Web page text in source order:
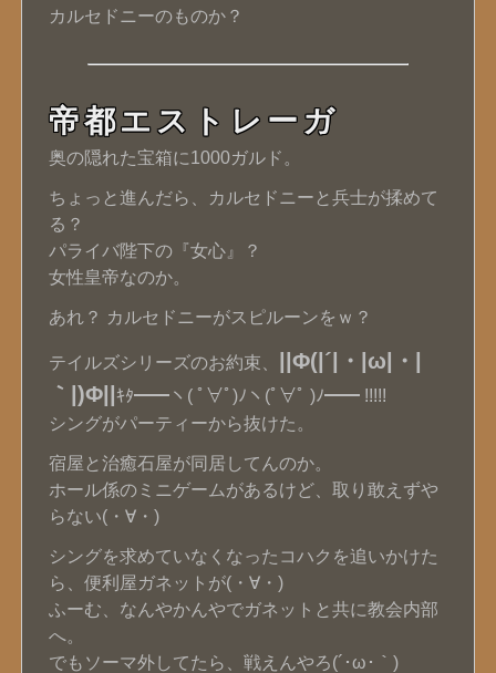
カルセドニーのものか？
帝都エストレーガ
奥の隠れた宝箱に1000ガルド。
ちょっと進んだら、カルセドニーと兵士が揉めて
る？
パライバ陛下の『女心』？
女性皇帝なのか。
あれ？ カルセドニーがスピルーンをｗ？
テイルズシリーズのお約束、
||Φ(|´|・|ω|・|
｀|)Φ||
ｷﾀ━━ヽ( ﾟ∀ﾟ)ﾉヽ(ﾟ∀ﾟ )ﾉ━━ !!!!!
シングがパーティーから抜けた。
宿屋と治癒石屋が同居してんのか。
ホール係のミニゲームがあるけど、取り敢えずや
らない(・∀・)
シングを求めていなくなったコハクを追いかけた
ら、便利屋ガネットが(・∀・)
ふーむ、なんやかんやでガネットと共に教会内部
へ。
でもソーマ外してたら、戦えんやろ(´･ω･｀)